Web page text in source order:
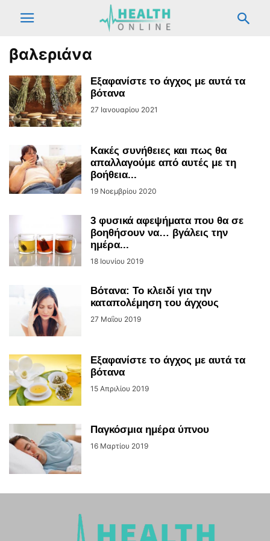
βαλεριάνα
Εξαφανίστε το άγχος με αυτά τα
βότανα
27 Ιανουαρίου 2021
Κακές συνήθειες και πως θα
απαλλαγούμε από αυτές με τη
βοήθεια...
19 Νοεμβρίου 2020
3 φυσικά αφεψήματα που θα σε
βοηθήσουν να… βγάλεις την
ημέρα...
18 Ιουνίου 2019
Βότανα: Το κλειδί για την
καταπολέμηση του άγχους
27 Μαΐου 2019
Εξαφανίστε το άγχος με αυτά τα
βότανα
15 Απριλίου 2019
Παγκόσμια ημέρα ύπνου
16 Μαρτίου 2019